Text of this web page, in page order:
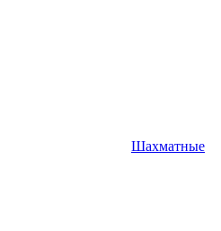
Шахматные